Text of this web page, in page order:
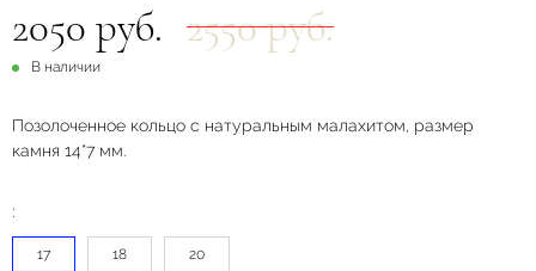
2050 руб. 2550 руб.
В наличии
Позолоченное кольцо с натуральным малахитом, размер
камня 14*7 мм.
:
17 18 20